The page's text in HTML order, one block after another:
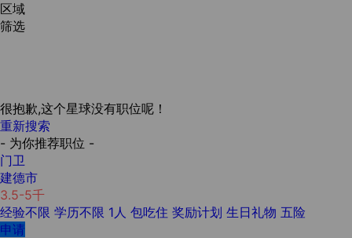
区域
筛选
很抱歉,这个星球没有职位呢！
重新搜索
- 为你推荐职位 -
门卫
建德市
3.5-5千
经验不限 学历不限 1人 包吃住 奖励计划 生日礼物 五险
申请